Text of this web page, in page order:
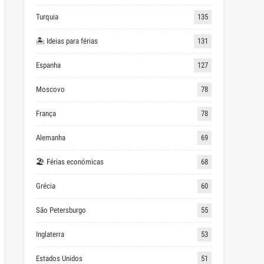
Turquia 135
🏝 Ideias para férias 131
Espanha 127
Moscovo 78
França 78
Alemanha 69
🏖 Férias económicas 68
Grécia 60
São Petersburgo 55
Inglaterra 53
Estados Unidos 51